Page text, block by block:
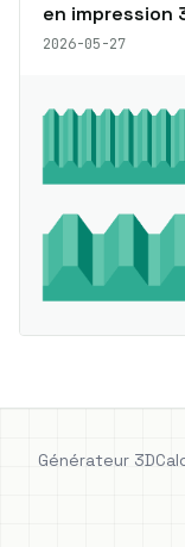
en impression
2026-05-27
Générateur 3D